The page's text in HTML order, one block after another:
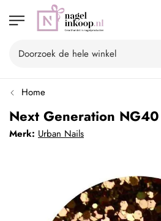
Home
Next Generation
Merk: Urban Nails